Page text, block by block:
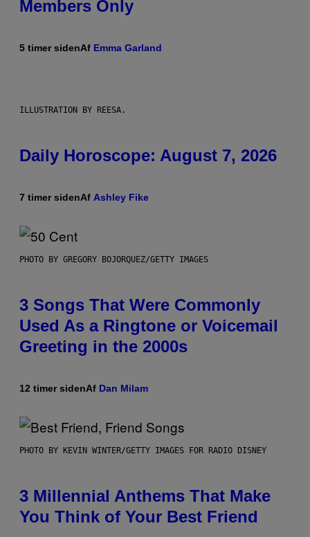
Members Only
5 timer sidenAf Emma Garland
ILLUSTRATION BY REESA.
Daily Horoscope: August 7, 2026
7 timer sidenAf Ashley Fike
PHOTO BY GREGORY BOJORQUEZ/GETTY IMAGES
3 Songs That Were Commonly
Used As a Ringtone or Voicemail
Greeting in the 2000s
12 timer sidenAf Dan Milam
PHOTO BY KEVIN WINTER/GETTY IMAGES FOR RADIO DISNEY
3 Millennial Anthems That Make
You Think of Your Best Friend